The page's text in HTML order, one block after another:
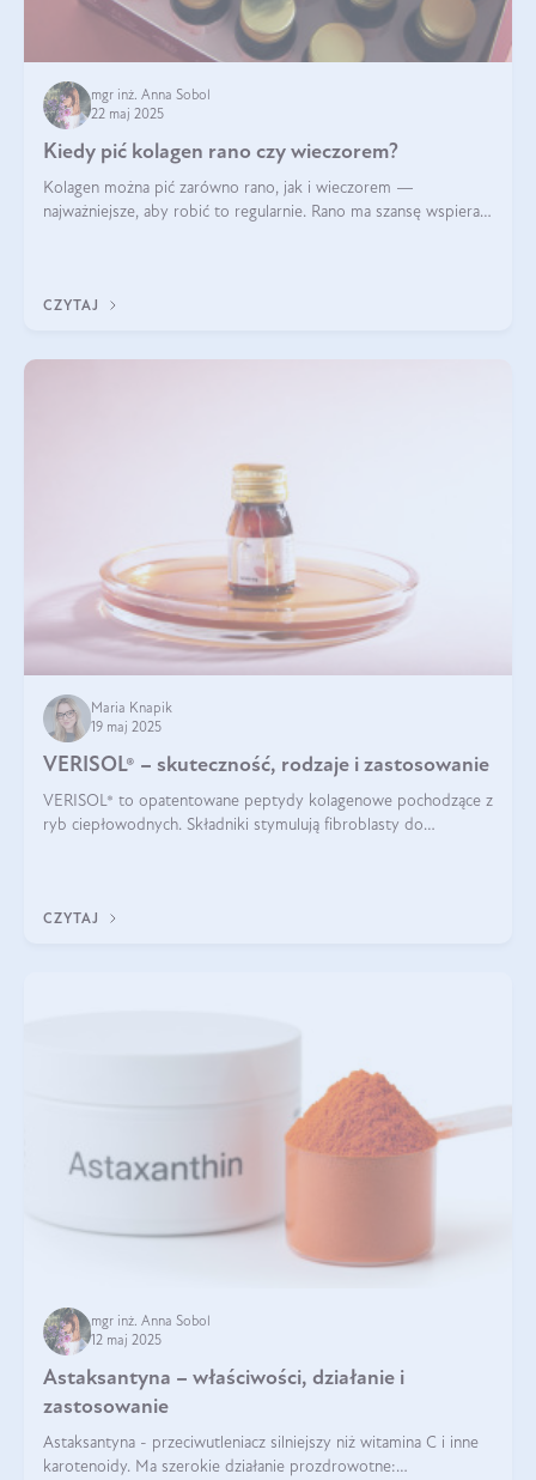
mgr inż. Anna Sobol
22 maj 2025
Kiedy pić kolagen rano czy wieczorem?
Kolagen można pić zarówno rano, jak i wieczorem —
najważniejsze, aby robić to regularnie. Rano ma szansę wspierać
CZYTAJ
Maria Knapik
19 maj 2025
VERISOL® – skuteczność, rodzaje i zastosowanie
VERISOL® to opatentowane peptydy kolagenowe pochodzące z
ryb ciepłowodnych. Składniki stymulują fibroblasty do
CZYTAJ
mgr inż. Anna Sobol
12 maj 2025
Astaksantyna – właściwości, działanie i
zastosowanie
Astaksantyna - przeciwutleniacz silniejszy niż witamina C i inne
karotenoidy. Ma szerokie działanie prozdrowotne: